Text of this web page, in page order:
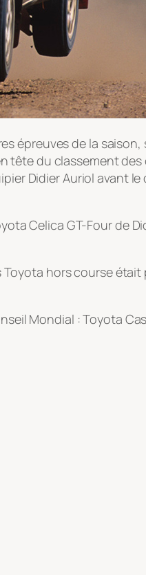
épreuves de la
tête du classement
Didier Auriol avant
Celica GT-Four de
hors course
Mondial : Toyota